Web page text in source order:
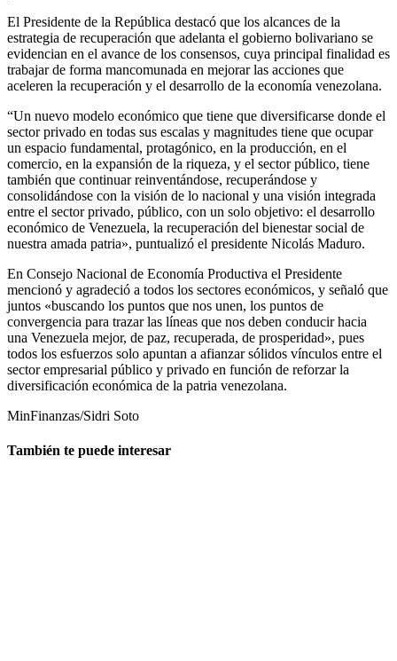
El Presidente de la República destacó que los alcances de la
estrategia de recuperación que adelanta el gobierno bolivariano se
evidencian en el avance de los consensos, cuya principal finalidad es
trabajar de forma mancomunada en mejorar las acciones que
aceleren la recuperación y el desarrollo de la economía venezolana.
“Un nuevo modelo económico que tiene que diversificarse donde el
sector privado en todas sus escalas y magnitudes tiene que ocupar
un espacio fundamental, protagónico, en la producción, en el
comercio, en la expansión de la riqueza, y el sector público, tiene
también que continuar reinventándose, recuperándose y
consolidándose con la visión de lo nacional y una visión integrada
entre el sector privado, público, con un solo objetivo: el desarrollo
económico de Venezuela, la recuperación del bienestar social de
nuestra amada patria», puntualizó el presidente Nicolás Maduro.
En Consejo Nacional de Economía Productiva el Presidente
mencionó y agradeció a todos los sectores económicos, y señaló que
juntos «buscando los puntos que nos unen, los puntos de
convergencia para trazar las líneas que nos deben conducir hacia
una Venezuela mejor, de paz, recuperada, de prosperidad», pues
todos los esfuerzos solo apuntan a afianzar sólidos vínculos entre el
sector empresarial público y privado en función de reforzar la
diversificación económica de la patria venezolana.
MinFinanzas/Sidri Soto
También te puede interesar